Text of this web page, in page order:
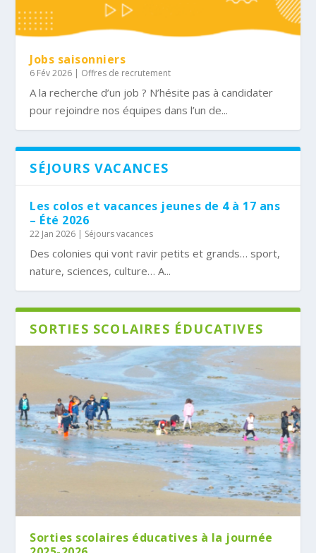
Jobs saisonniers
6 Fév 2026 | Offres de recrutement
A la recherche d’un job ? N’hésite pas à candidater
pour rejoindre nos équipes dans l’un de...
SÉJOURS VACANCES
Les colos et vacances jeunes de 4 à 17 ans
– Été 2026
22 Jan 2026 | Séjours vacances
Des colonies qui vont ravir petits et grands… sport,
nature, sciences, culture… A...
SORTIES SCOLAIRES ÉDUCATIVES
Sorties scolaires éducatives à la journée